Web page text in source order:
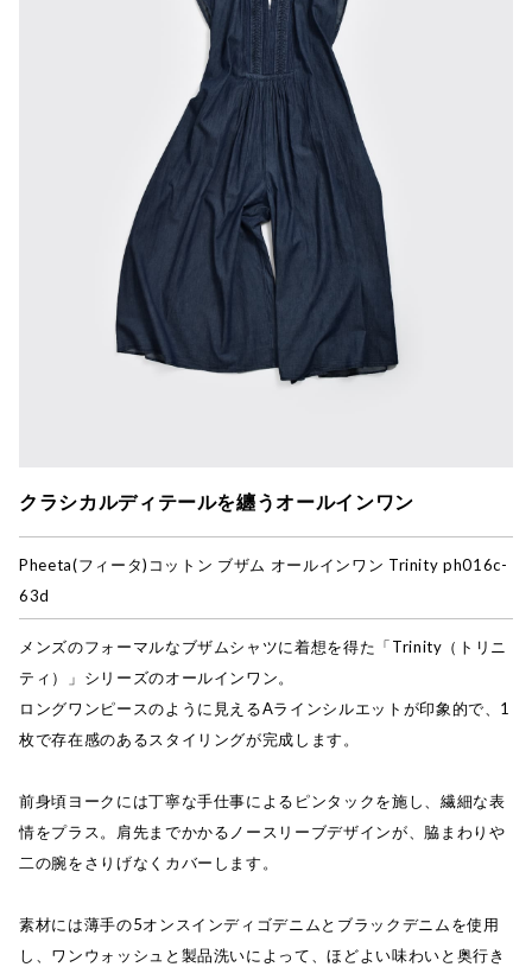
クラシカルディテールを纏うオールインワン
Pheeta(フィータ) コットン ブザム オールインワン Trinity ph016c-
63d
メンズのフォーマルなブザムシャツに着想を得た「Trinity（トリニ
ティ）」シリーズのオールインワン。
ロングワンピースのように見えるAラインシルエットが印象的で、1
枚で存在感のあるスタイリングが完成します。
前身頃ヨークには丁寧な手仕事によるピンタックを施し、繊細な表
情をプラス。肩先までかかるノースリーブデザインが、脇まわりや
二の腕をさりげなくカバーします。
素材には薄手の5オンスインディゴデニムとブラックデニムを使用
し、ワンウォッシュと製品洗いによって、ほどよい味わいと奥行き